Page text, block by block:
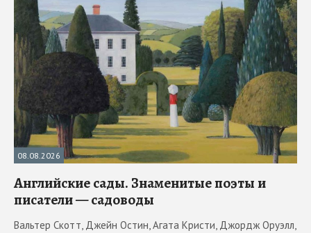
08.08.2026
Английские сады. Знаменитые поэты и
писатели — садоводы
Вальтер Скотт, Джейн Остин, Агата Кристи, Джордж Оруэлл,